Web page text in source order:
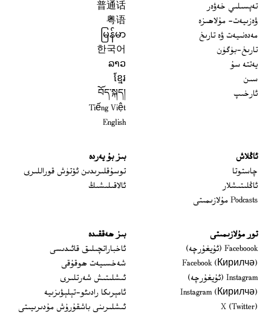
تەپسىلىي خەۋەر
ۋەزىيەت- مۇلاھىزە
مەدەنىيەت ۋە تارىخ
تارىخ-بۈگۈن
يەتتە سۇ
سىن
ئارخىپ
普通话
粤语
မြန်မာ
한국어
ລາວ
ខ្មែរ
བོད་སྐད།
Tiếng Việt
English
ئاڭلاش
چاستوتا
ئاڭلىتىشلار
Podcasts مۇلازىمىتى
بىز بۇ يەردە
توسۇقلىرىدىن ئۆتۈش قوراللىرى
ئالاقىلىشىڭ
تور مۇلازىمىتى
Faceboook (ئۇيغۇرچە)
Opens in new window
Facebook (Кирилчә)
Opens in new window
Instagram (ئۇيغۇرچە)
Opens in new window
Instagram (Кирилчә)
Opens in new window
X (Twitter)
بىز ھەققىدە
ئاخباراتچىلىق قائىدىسى
شەخسىيەت ھوقۇقى
ئىشلىتىش شەرتلىرى
ئامېرىكا رادىئو-تېلېۋىزىيە
ئىشلىرىنى باشقۇرۇش مۇدىرىيىتى